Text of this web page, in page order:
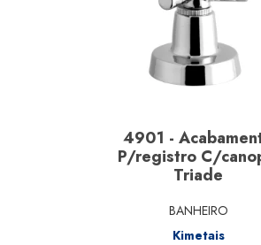
Ver detalhe
4901 -
P/registro C/
Triade
BANHEIRO
Kimetais